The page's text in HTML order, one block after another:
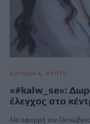
ΚΟΙΝΩΝΙΑ ΚΡΗΤΗ
«#kalw_se»:
έλεγχος στο
Με αφορμή τον